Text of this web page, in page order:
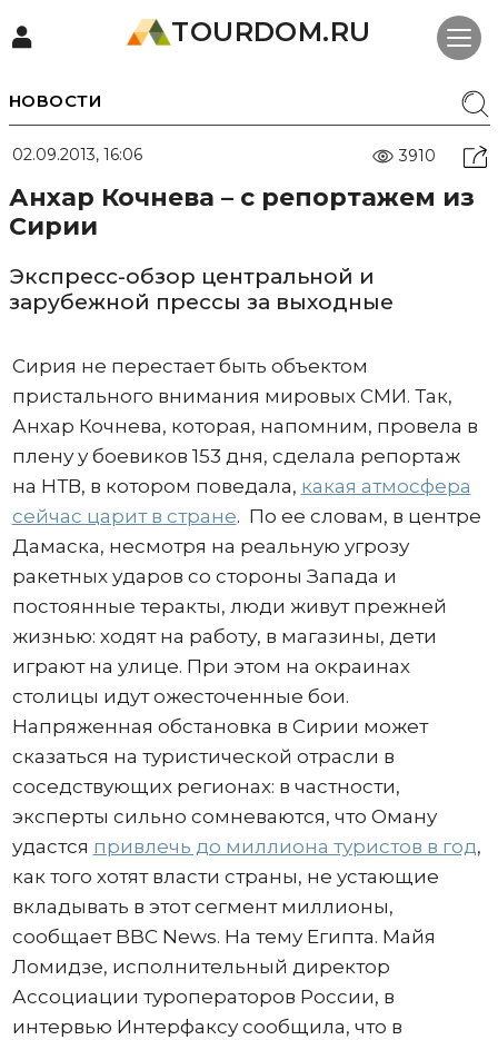
TOURDOM.RU
НОВОСТИ
02.09.2013, 16:06 3910
Анхар Кочнева – с репортажем из
Сирии
Экспресс-обзор центральной и
зарубежной прессы за выходные
Сирия не перестает быть объектом
пристального внимания мировых СМИ. Так,
Анхар Кочнева, которая, напомним, провела в
плену у боевиков 153 дня, сделала репортаж
на НТВ, в котором поведала, какая атмосфера
сейчас царит в стране. По ее словам, в центре
Дамаска, несмотря на реальную угрозу
ракетных ударов со стороны Запада и
постоянные теракты, люди живут прежней
жизнью: ходят на работу, в магазины, дети
играют на улице. При этом на окраинах
столицы идут ожесточенные бои.
Напряженная обстановка в Сирии может
сказаться на туристической отрасли в
соседствующих регионах: в частности,
эксперты сильно сомневаются, что Оману
удастся привлечь до миллиона туристов в год,
как того хотят власти страны, не устающие
вкладывать в этот сегмент миллионы,
сообщает BBC News. На тему Египта. Майя
Ломидзе, исполнительный директор
Ассоциации туроператоров России, в
интервью Интерфаксу сообщила, что в